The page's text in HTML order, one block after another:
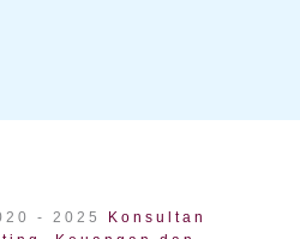
- 2025
Konsultan